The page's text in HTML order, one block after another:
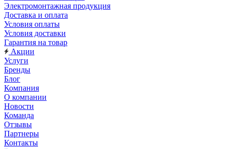
Электромонтажная продукция
Доставка и оплата
Условия оплаты
Условия доставки
Гарантия на товар
Акции
Услуги
Бренды
Блог
Компания
О компании
Новости
Команда
Отзывы
Партнеры
Контакты